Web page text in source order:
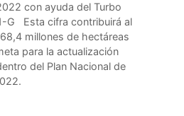
con ayuda del Turbo
G Esta cifra contribuirá al
millones de hectáreas
para la actualización
del Plan Nacional de